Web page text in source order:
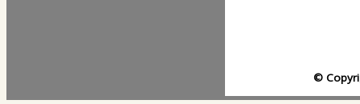
©